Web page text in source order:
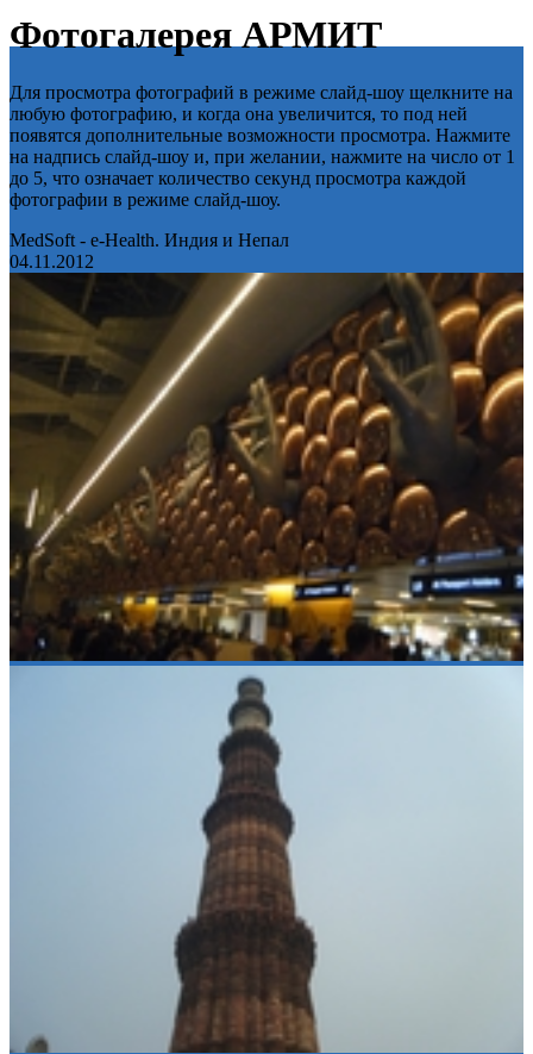
Фотогалерея АРМИТ
Для просмотра фотографий в режиме слайд-шоу щелкните на
любую фотографию, и когда она увеличится, то под ней
появятся дополнительные возможности просмотра. Нажмите
на надпись слайд-шоу и, при желании, нажмите на число от 1
до 5, что означает количество секунд просмотра каждой
фотографии в режиме слайд-шоу.
MedSoft - e-Health. Индия и Непал
04.11.2012